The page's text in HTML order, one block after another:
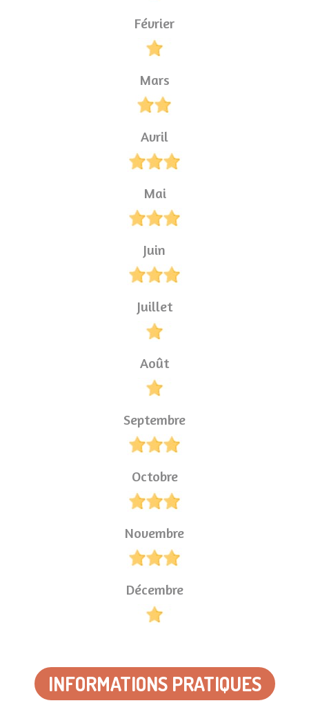
Février
Mars
Avril
Mai
Juin
Juillet
Août
Septembre
Octobre
Novembre
Décembre
INFORMATIONS PRATIQUES